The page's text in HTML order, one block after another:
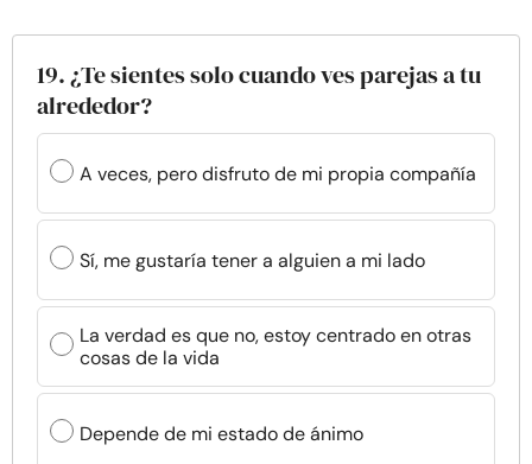
19. ¿Te sientes solo cuando ves parejas a tu
alrededor?
A veces, pero disfruto de mi propia compañía
Sí, me gustaría tener a alguien a mi lado
La verdad es que no, estoy centrado en otras
cosas de la vida
Depende de mi estado de ánimo